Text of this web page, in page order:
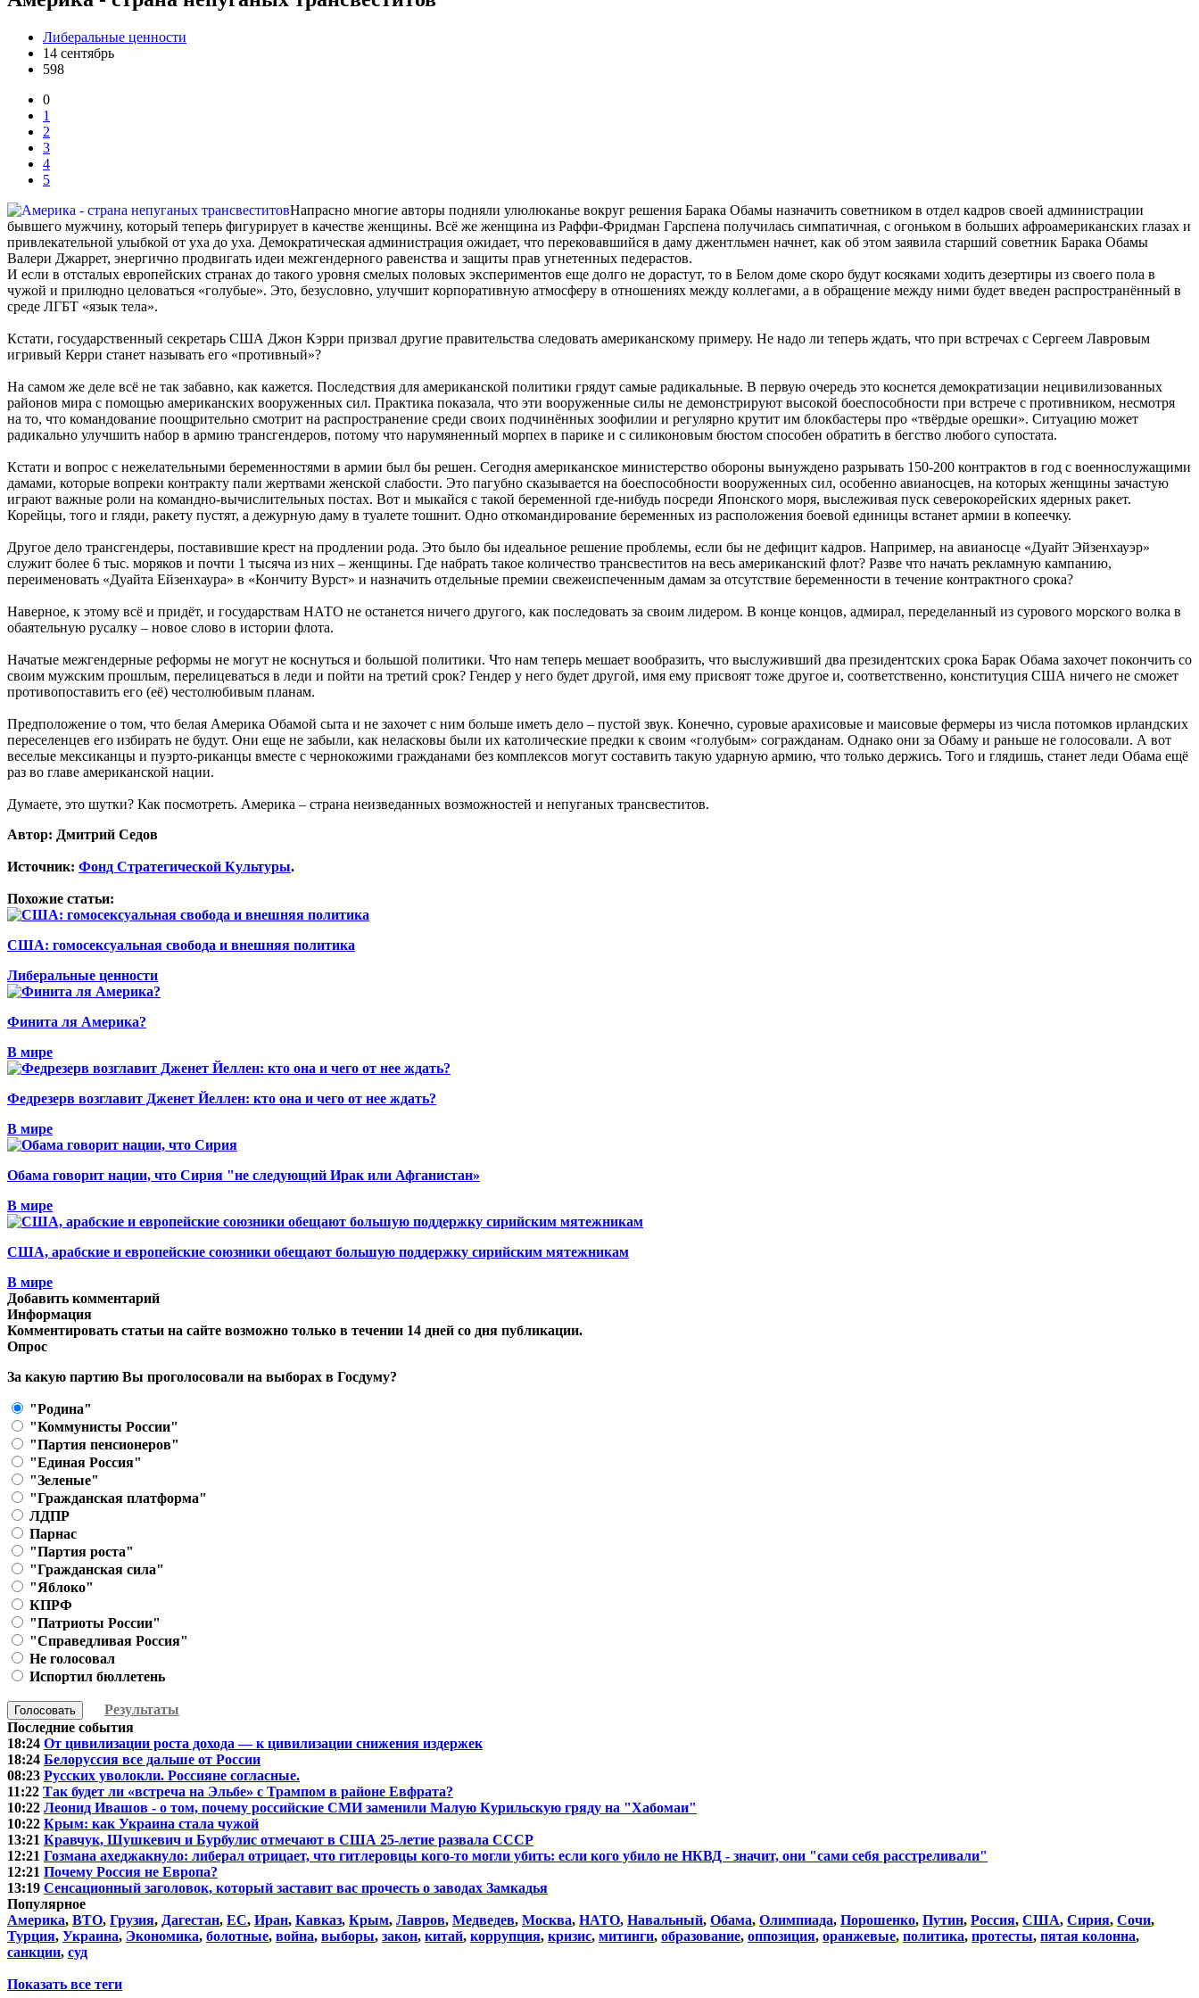
Либеральные ценности
14 сентябрь
598
0
1
2
3
4
5
Напрасно многие авторы подняли улюлюканье вокруг решения Барака Обамы назначить советником в отдел кадров своей администрации
бывшего мужчину, который теперь фигурирует в качестве женщины. Всё же женщина из Раффи-Фридман Гарспена получилась симпатичная, с огоньком в больших афроамериканских глазах и
привлекательной улыбкой от уха до уха. Демократическая администрация ожидает, что перековавшийся в даму джентльмен начнет, как об этом заявила старший советник Барака Обамы
Валери Джаррет, энергично продвигать идеи межгендерного равенства и защиты прав угнетенных педерастов.
И если в отсталых европейских странах до такого уровня смелых половых экспериментов еще долго не дорастут, то в Белом доме скоро будут косяками ходить дезертиры из своего пола в
чужой и прилюдно целоваться «голубые». Это, безусловно, улучшит корпоративную атмосферу в отношениях между коллегами, а в обращение между ними будет введен распространённый в
среде ЛГБТ «язык тела».
Кстати, государственный секретарь США Джон Кэрри призвал другие правительства следовать американскому примеру. Не надо ли теперь ждать, что при встречах с Сергеем Лавровым
игривый Керри станет называть его «противный»?
На самом же деле всё не так забавно, как кажется. Последствия для американской политики грядут самые радикальные. В первую очередь это коснется демократизации нецивилизованных
районов мира с помощью американских вооруженных сил. Практика показала, что эти вооруженные силы не демонстрируют высокой боеспособности при встрече с противником, несмотря
на то, что командование поощрительно смотрит на распространение среди своих подчинённых зоофилии и регулярно крутит им блокбастеры про «твёрдые орешки». Ситуацию может
радикально улучшить набор в армию трансгендеров, потому что нарумяненный морпех в парике и с силиконовым бюстом способен обратить в бегство любого супостата.
Кстати и вопрос с нежелательными беременностями в армии был бы решен. Сегодня американское министерство обороны вынуждено разрывать 150-200 контрактов в год с военнослужащими
дамами, которые вопреки контракту пали жертвами женской слабости. Это пагубно сказывается на боеспособности вооруженных сил, особенно авианосцев, на которых женщины зачастую
играют важные роли на командно-вычислительных постах. Вот и мыкайся с такой беременной где-нибудь посреди Японского моря, выслеживая пуск северокорейских ядерных ракет.
Корейцы, того и гляди, ракету пустят, а дежурную даму в туалете тошнит. Одно откомандирование беременных из расположения боевой единицы встанет армии в копеечку.
Другое дело трансгендеры, поставившие крест на продлении рода. Это было бы идеальное решение проблемы, если бы не дефицит кадров. Например, на авианосце «Дуайт Эйзенхауэр»
служит более 6 тыс. моряков и почти 1 тысяча из них – женщины. Где набрать такое количество трансвеститов на весь американский флот? Разве что начать рекламную кампанию,
переименовать «Дуайта Ейзенхаура» в «Кончиту Вурст» и назначить отдельные премии свежеиспеченным дамам за отсутствие беременности в течение контрактного срока?
Наверное, к этому всё и придёт, и государствам НАТО не останется ничего другого, как последовать за своим лидером. В конце концов, адмирал, переделанный из сурового морского волка в
обаятельную русалку – новое слово в истории флота.
Начатые межгендерные реформы не могут не коснуться и большой политики. Что нам теперь мешает вообразить, что выслуживший два президентских срока Барак Обама захочет покончить со
своим мужским прошлым, перелицеваться в леди и пойти на третий срок? Гендер у него будет другой, имя ему присвоят тоже другое и, соответственно, конституция США ничего не сможет
противопоставить его (её) честолюбивым планам.
Предположение о том, что белая Америка Обамой сыта и не захочет с ним больше иметь дело – пустой звук. Конечно, суровые арахисовые и маисовые фермеры из числа потомков ирландских
переселенцев его избирать не будут. Они еще не забыли, как неласковы были их католические предки к своим «голубым» согражданам. Однако они за Обаму и раньше не голосовали. А вот
веселые мексиканцы и пуэрто-риканцы вместе с чернокожими гражданами без комплексов могут составить такую ударную армию, что только держись. Того и глядишь, станет леди Обама ещё
раз во главе американской нации.
Думаете, это шутки? Как посмотреть. Америка – страна неизведанных возможностей и непуганых трансвеститов.
Автор: Дмитрий Седов
Источник: Фонд Стратегической Культуры.
Похожие статьи:
США: гомосексуальная свобода и внешняя политика
Либеральные ценности
Финита ля Америка?
В мире
Федрезерв возглавит Дженет Йеллен: кто она и чего от нее ждать?
В мире
Обама говорит нации, что Сирия "не следующий Ирак или Афганистан»
В мире
США, арабские и европейские союзники обещают большую поддержку сирийским мятежникам
В мире
Добавить комментарий
Информация
Комментировать статьи на сайте возможно только в течении 14 дней со дня публикации.
Опрос
За какую партию Вы проголосовали на выборах в Госдуму?
"Родина"
"Коммунисты России"
"Партия пенсионеров"
"Единая Россия"
"Зеленые"
"Гражданская платформа"
ЛДПР
Парнас
"Партия роста"
"Гражданская сила"
"Яблоко"
КПРФ
"Патриоты России"
"Справедливая Россия"
Не голосовал
Испортил бюллетень
Голосовать
Результаты
Последние события
18:24 От цивилизации роста дохода — к цивилизации снижения издержек
18:24 Белоруссия все дальше от России
08:23 Русских уволокли. Россияне согласные.
11:22 Так будет ли «встреча на Эльбе» с Трампом в районе Евфрата?
10:22 Леонид Ивашов - о том, почему российские СМИ заменили Малую Курильскую гряду на "Хабомаи"
10:22 Крым: как Украина стала чужой
13:21 Кравчук, Шушкевич и Бурбулис отмечают в США 25-летие развала СССР
12:21 Гозмана ахеджакнуло: либерал отрицает, что гитлеровцы кого-то могли убить: если кого убило не НКВД - значит, они "сами себя расстреливали"
12:21 Почему Россия не Европа?
13:19 Сенсационный заголовок, который заставит вас прочесть о заводах Замкадья
Популярное
Америка, ВТО, Грузия, Дагестан, ЕС, Иран, Кавказ, Крым, Лавров, Медведев, Москва, НАТО, Навальный, Обама, Олимпиада, Порошенко, Путин, Россия, США, Сирия, Сочи,
Турция, Украина, Экономика, болотные, война, выборы, закон, китай, коррупция, кризис, митинги, образование, оппозиция, оранжевые, политика, протесты, пятая колонна,
санкции, суд
Показать все теги